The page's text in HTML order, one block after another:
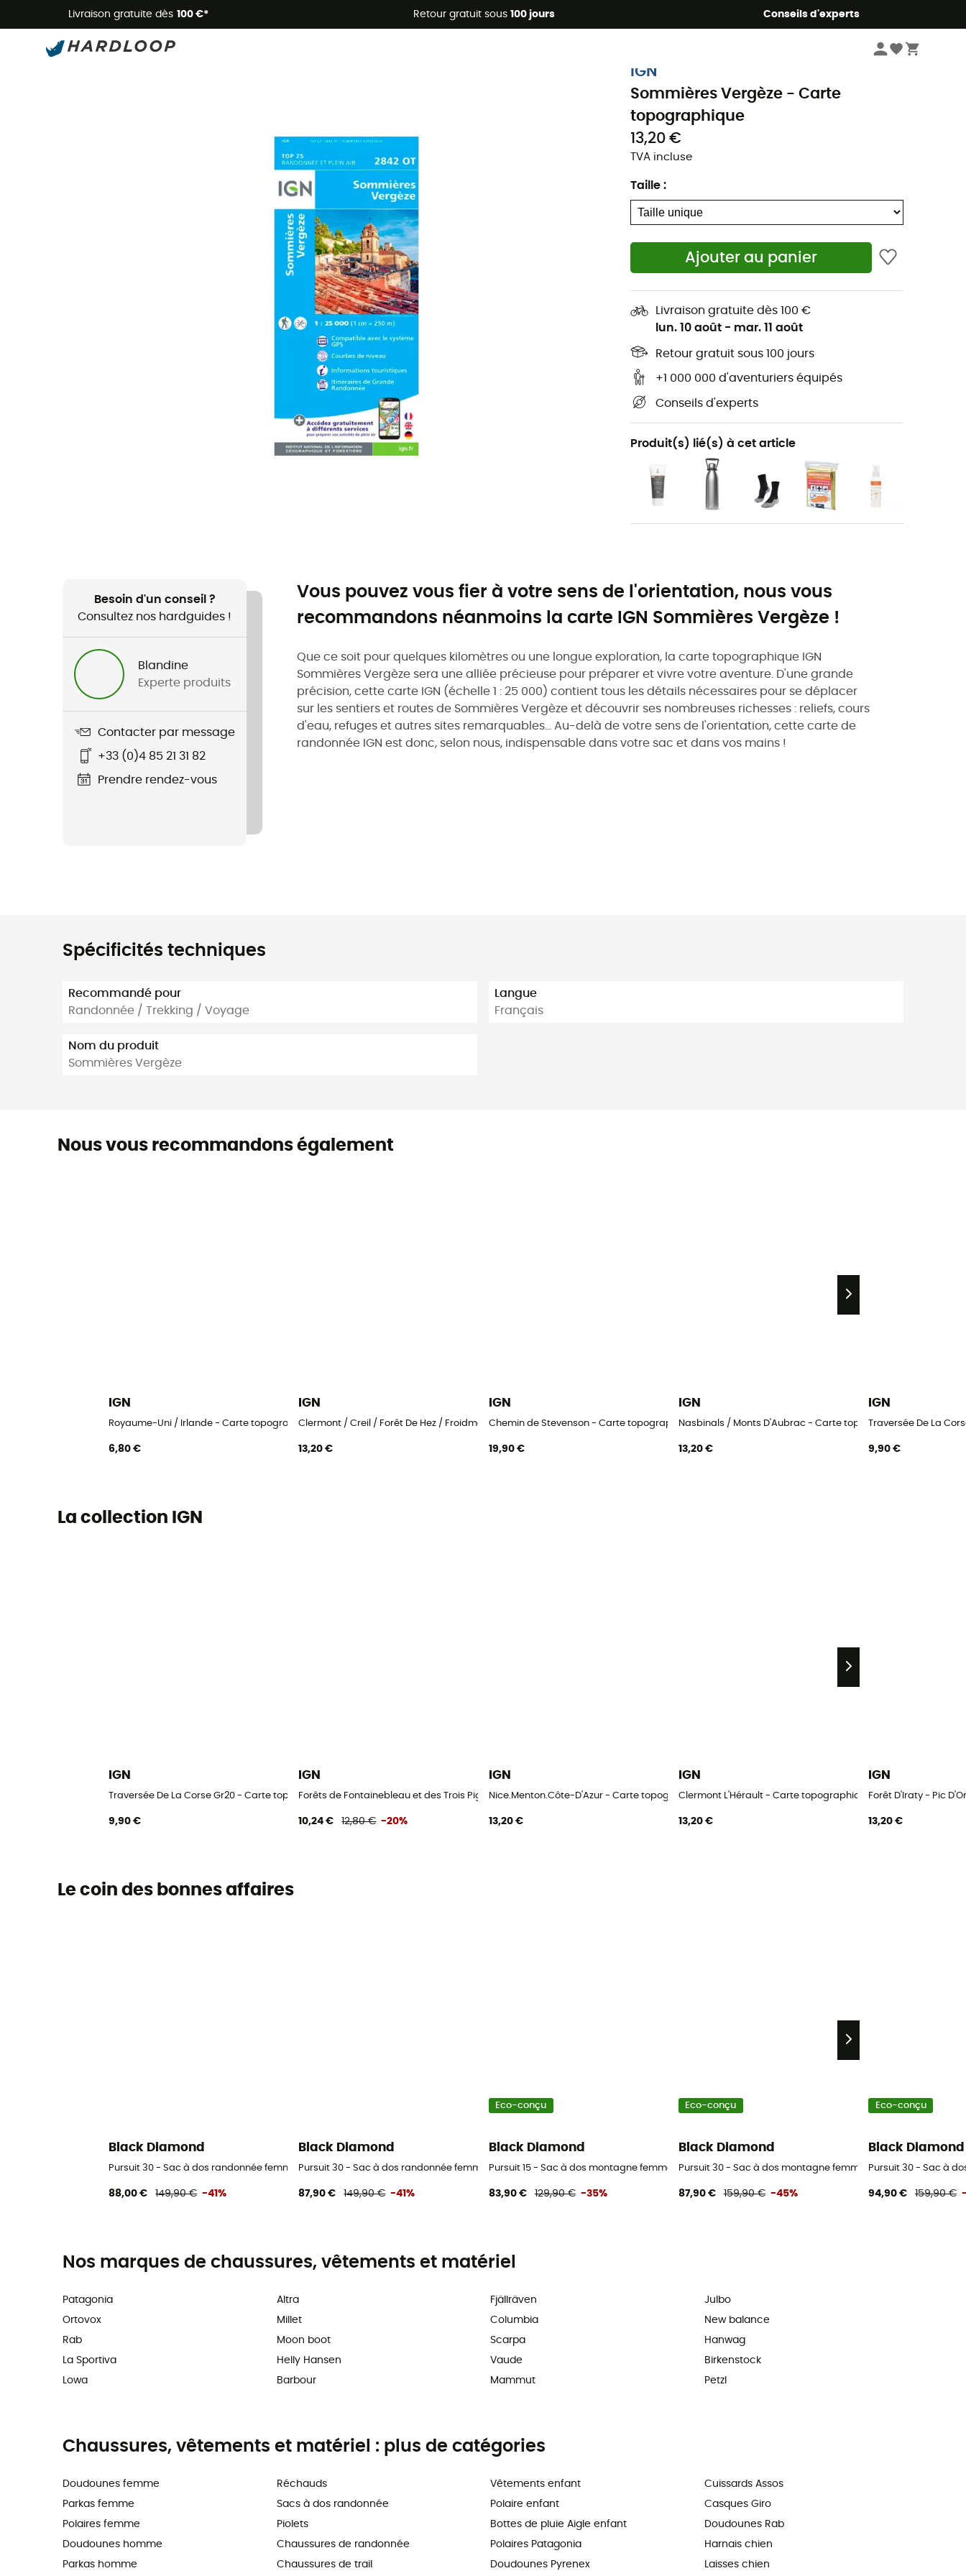
Livraison gratuite dès 100 €* Retour gratuit sous 100 jours Conseils d'experts
Promos d'été 🔥 -5 % EXTRA dès 2 produits* code Summer5
IGN
Sommières Vergèze - Carte
topographique
13,20 €
TVA incluse
Taille :
Ajouter au panier
Livraison gratuite dès 100 €
lun. 10 août - mar. 11 août
Retour gratuit sous 100 jours
+1 000 000 d'aventuriers équipés
Conseils d'experts
Produit(s) lié(s) à cet article
Besoin d'un conseil ?
Consultez nos hardguides !
Blandine
Experte produits
Contacter par message
+33 (0)4 85 21 31 82
Prendre rendez-vous
Vous pouvez vous fier à votre sens de l'orientation, nous vous
recommandons néanmoins la carte IGN Sommières Vergèze !
Que ce soit pour quelques kilomètres ou une longue exploration, la carte topographique IGN
Sommières Vergèze sera une alliée précieuse pour préparer et vivre votre aventure. D'une grande
précision, cette carte IGN (échelle 1 : 25 000) contient tous les détails nécessaires pour se déplacer
sur les sentiers et routes de Sommières Vergèze et découvrir ses nombreuses richesses : reliefs, cours
d'eau, refuges et autres sites remarquables... Au-delà de votre sens de l'orientation, cette carte de
randonnée IGN est donc, selon nous, indispensable dans votre sac et dans vos mains !
Spécificités techniques
Recommandé pour
Randonnée / Trekking / Voyage
Nom du produit
Sommières Vergèze
Langue
Français
Nous vous recommandons également
IGN
Royaume-Uni / Irlande - Carte topographique
6,80 €
IGN
Clermont / Creil / Forêt De Hez / Froidmont - Carte topographique
13,20 €
IGN
Chemin de Stevenson - Carte topographique
19,90 €
IGN
Nasbinals / Monts D'Aubrac - Carte topographique
13,20 €
IGN
Traversée De La
9,90 €
La collection IGN
IGN
Traversée De La Corse Gr20 - Carte topographique
9,90 €
IGN
Forêts de Fontainebleau et des Trois Pignons - Carte topographique
10,24 € 12,80 € -20%
IGN
Nice.Menton.Côte-D'Azur - Carte topographique
13,20 €
IGN
Clermont L'Hérault - Carte topographique
13,20 €
IGN
Forêt D'Iraty - Pic
13,20 €
Le coin des bonnes affaires
Black Diamond
Pursuit 30 - Sac à dos randonnée femme
88,00 € 149,90 € -41%
Black Diamond
Pursuit 30 - Sac à dos randonnée femme
87,90 € 149,90 € -41%
Eco-conçu
Black Diamond
Pursuit 15 - Sac à dos montagne femme
83,90 € 129,90 € -35%
Eco-conçu
Black Diamond
Pursuit 30 - Sac à dos montagne femme
87,90 € 159,90 € -45%
Eco-conçu
Black Diamond
Pursuit 30 - Sac à
94,90 € 159,90 €
Nos marques de chaussures, vêtements et matériel
Patagonia
Ortovox
Rab
La Sportiva
Lowa
Altra
Millet
Moon boot
Helly Hansen
Barbour
Fjällräven
Columbia
Scarpa
Vaude
Mammut
Julbo
New balance
Hanwag
Birkenstock
Petzl
Chaussures, vêtements et matériel : plus de catégories
Doudounes femme
Parkas femme
Polaires femme
Doudounes homme
Parkas homme
Réchauds
Sacs à dos randonnée
Piolets
Chaussures de randonnée
Chaussures de trail
Vêtements enfant
Polaire enfant
Bottes de pluie Aigle enfant
Polaires Patagonia
Doudounes Pyrenex
Cuissards Assos
Casques Giro
Doudounes Rab
Harnais chien
Laisses chien